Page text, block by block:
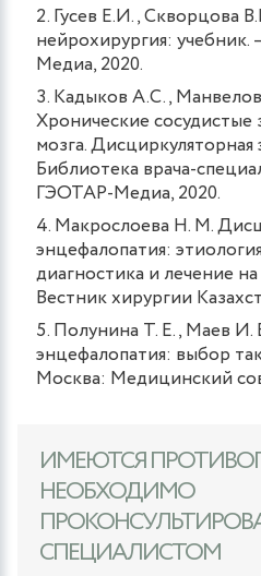
Гусев Е.И., Скворцова
нейрохирургия:
Медиа, 2020.
Кадыков А.С.,
Хронические сосудистые
мозга. Дисциркуляторная
Библиотека врача-
ГЭОТАР-Медиа, 2020.
Макрослоева Н. М.
энцефалопатия:
диагностика и лечение
Вестник хирургии
Полунина Т. Е., Маев И.
энцефалопатия: выбор
Москва: Медицинский
ИМЕЮТСЯ
НЕОБХОДИМО
СПЕЦИАЛИСТОМ